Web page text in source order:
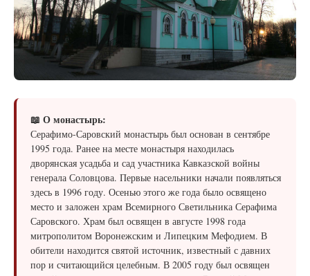
📖 О монастырь:
Серафимо-Саровский монастырь был основан в сентябре
1995 года. Ранее на месте монастыря находилась
дворянская усадьба и сад участника Кавказской войны
генерала Соловцова. Первые насельники начали появляться
здесь в 1996 году. Осенью этого же года было освящено
место и заложен храм Всемирного Светильника Серафима
Саровского. Храм был освящен в августе 1998 года
митрополитом Воронежским и Липецким Мефодием. В
обители находится святой источник, известный с давних
пор и считающийся целебным. В 2005 году был освящен